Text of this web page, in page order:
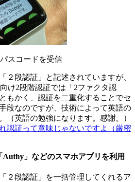
パスコードを受信
２段認証」と記述されていますが、
け2段階認証では「2ファクタ認
もかく、認証を二重化することでセ
段なのですが、技術によって英語の
（英語の勉強になります。感謝。）
認証って意味じゃないですよ（厳密
Authy」などのスマホアプリを利用
２段認証」を一括管理してくれるア